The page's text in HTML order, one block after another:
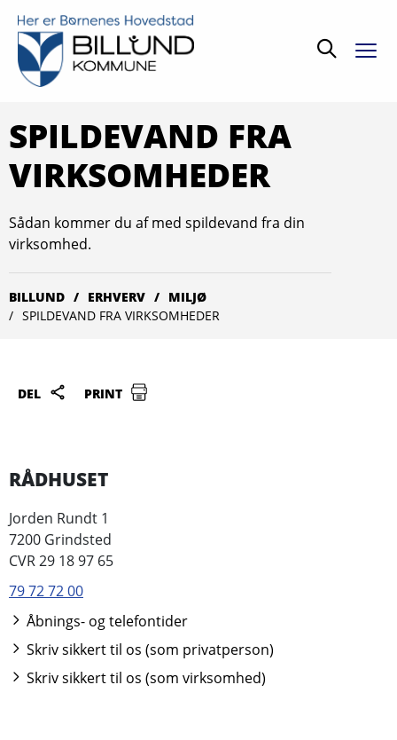
Søg
SPILDEVAND FRA
VIRKSOMHEDER
Sådan kommer du af med spildevand fra din
virksomhed.
BILLUND ERHVERV
MILJØ
SPILDEVAND FRA VIRKSOMHEDER
DEL PRINT
RÅDHUSET
Jorden Rundt 1
7200 Grindsted
CVR 29 18 97 65
79 72 72 00
Åbnings- og telefontider
Skriv sikkert til os (som privatperson)
Skriv sikkert til os (som virksomhed)